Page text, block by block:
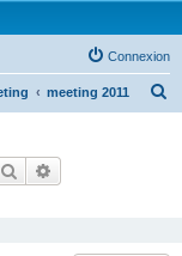
Connexion
meeting 2011
Rechercher